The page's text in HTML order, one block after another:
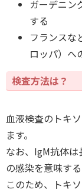
ガーデニン
する
フランスな
ロッパ）へ
検査方法は？
血液検査のトキ
ます。
なお、IgM抗体
の感染を意味す
このため、トキ